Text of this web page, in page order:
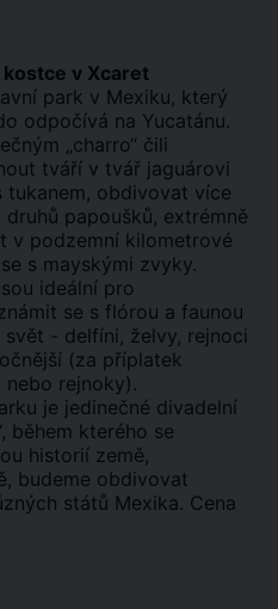
v Xcaret
park v Mexiku, který
odpočívá na Yucatánu.
„charro“ čili
tváří v tvář jaguárovi
obdivovat více
papoušků, extrémně
v podzemní kilometrové
s mayskými zvyky.
ideální pro
se s flórou a faunou
- delfíni, želvy, rejnoci
(za příplatek
rejnoky).
je jedinečné divadelní
během kterého se
historií země,
budeme obdivovat
států Mexika. Cena